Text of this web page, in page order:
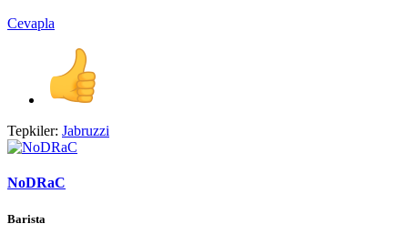
Cevapla
Tepkiler: Jabruzzi
NoDRaC
Barista